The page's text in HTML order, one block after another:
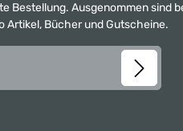
Bestellung. Ausgenommen sind
Artikel, Bücher und Gutscheine.